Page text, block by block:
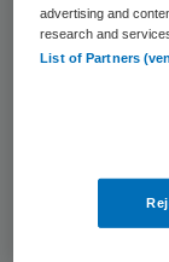
jaar tot
Volgens
voor
advertising and
research and
List of Partners